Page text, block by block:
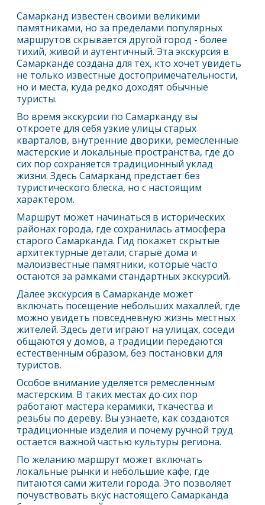
Самарканд известен своими великими
памятниками, но за пределами популярных
маршрутов скрывается другой город - более
тихий, живой и аутентичный. Эта экскурсия в
Самарканде создана для тех, кто хочет увидеть
не только известные достопримечательности,
но и места, куда редко доходят обычные
туристы.
Во время экскурсии поСамарканду вы
откроете для себя узкие улицы старых
кварталов, внутренние дворики, ремесленные
мастерские и локальные пространства, где до
сих пор сохраняется традиционный уклад
жизни. ЗдесьСамарканд предстает без
туристического блеска, но с настоящим
характером.
Маршрут может начинаться в исторических
районах города, где сохранилась атмосфера
старогоСамарканда. Гид покажет скрытые
архитектурные детали, старые дома и
малоизвестные памятники, которые часто
остаются за рамками стандартных экскурсий.
Далее экскурсия вСамарканде может
включать посещение небольших махаллей, где
можно увидеть повседневную жизнь местных
жителей. Здесь дети играют на улицах, соседи
общаются у домов, а традиции передаются
естественным образом, без постановки для
туристов.
Особое внимание уделяется ремесленным
мастерским. В таких местах до сих пор
работают мастера керамики, ткачества и
резьбы по дереву. Вы узнаете, как создаются
традиционные изделия и почему ручной труд
остается важной частью культуры региона.
По желанию маршрут может включать
локальные рынки и небольшие кафе, где
питаются сами жители города. Это позволяет
почувствовать вкус настоящегоСамарканда